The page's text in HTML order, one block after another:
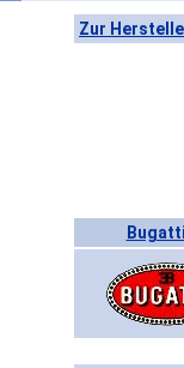
Zur